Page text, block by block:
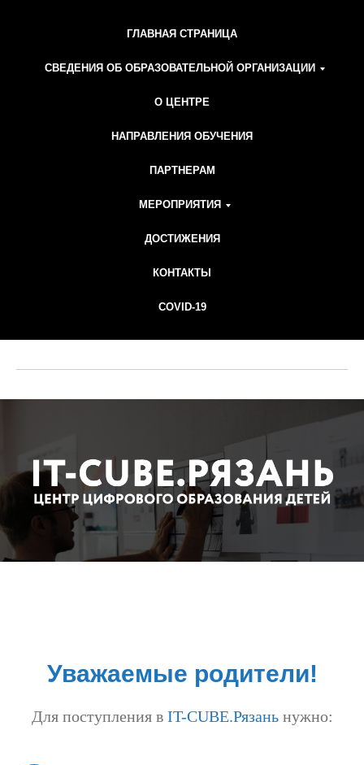
ГЛАВНАЯ СТРАНИЦА
СВЕДЕНИЯ ОБ ОБРАЗОВАТЕЛЬНОЙ ОРГАНИЗАЦИИ
О ЦЕНТРЕ
НАПРАВЛЕНИЯ ОБУЧЕНИЯ
ПАРТНЕРАМ
МЕРОПРИЯТИЯ
ДОСТИЖЕНИЯ
КОНТАКТЫ
COVID-19
Уважаемые родители!
Для поступления в IT-CUBE.Рязаньнужно: